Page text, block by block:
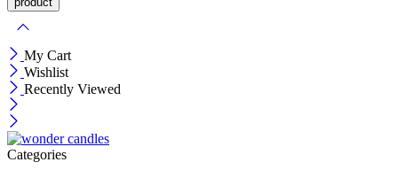
My Cart
Wishlist
Recently Viewed
Categories